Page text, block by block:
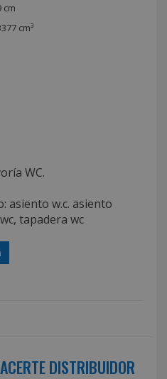
cm
cm³
WC.
asiento w.c. asiento
tapadera wc
DISTRIBUIDOR